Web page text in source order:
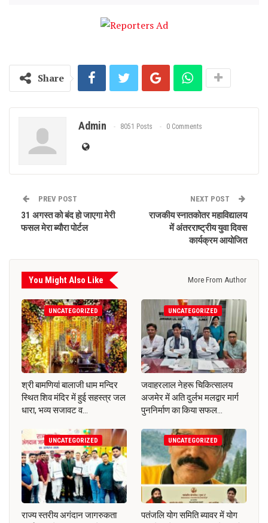
Share
Admin 8051 Posts 0 Comments
PREV POST
31 अगस्त को बंद हो जाएगा मेरी
फसल मेरा ब्यौरा पोर्टल
NEXT POST
राजकीय स्नातकोतर महाविद्यालय
में अंतरराष्ट्रीय युवा दिवस
कार्यक्रम आयोजित
You Might Also Like More From Author
UNCATEGORIZED
श्री बामणियां बालाजी धाम मन्दिर
स्थित शिव मंदिर में हुई सहस्त्र जल
धारा, भव्य सजावट व…
UNCATEGORIZED
जवाहरलाल नेहरू चिकित्सालय
अजमेर में अति दुर्लभ मलद्वार मार्ग
पुननिर्माण का किया सफल…
UNCATEGORIZED
राज्य स्तरीय अगंदान जागरुकता
UNCATEGORIZED
पतंजलि योग समिति ब्यावर में योग